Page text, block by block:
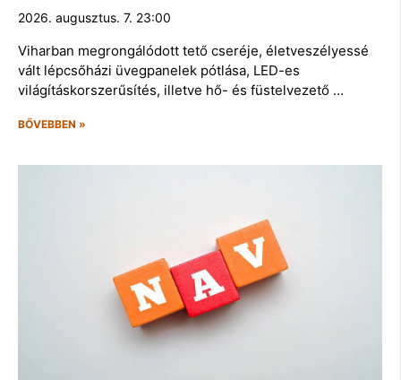
2026. augusztus. 7. 23:00
Viharban megrongálódott tető cseréje, életveszélyessé
vált lépcsőházi üvegpanelek pótlása, LED-es
világításkorszerűsítés, illetve hő- és füstelvezető …
BŐVEBBEN »